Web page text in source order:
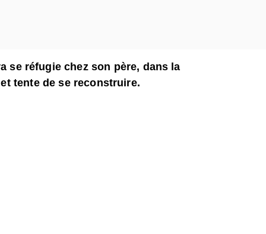
se réfugie chez son père, dans la
tente de se reconstruire.